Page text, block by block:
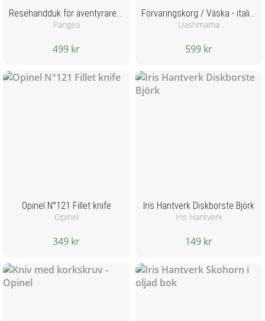
Resehandduk för äventyraren - XL- Blå
Pangea
499 kr
Förvaringskorg / Väska - italiensk design - Mörkröd
Uashmama
599 kr
Opinel N°121 Fillet knife
Opinel
349 kr
Iris Hantverk Diskborste Björk
Iris Hantverk
149 kr